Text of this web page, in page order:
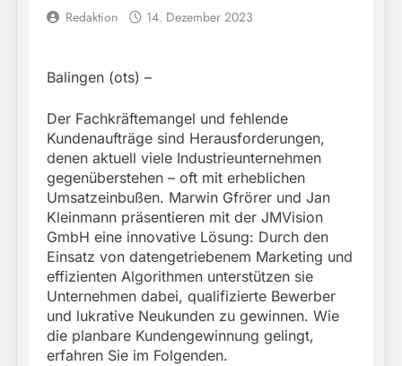
Redaktion 14. Dezember 2023
Balingen (ots) –
Der Fachkräftemangel und fehlende
Kundenaufträge sind Herausforderungen,
denen aktuell viele Industrieunternehmen
gegenüberstehen – oft mit erheblichen
Umsatzeinbußen. Marwin Gfrörer und Jan
Kleinmann präsentieren mit der JMVision
GmbH eine innovative Lösung: Durch den
Einsatz von datengetriebenem Marketing und
effizienten Algorithmen unterstützen sie
Unternehmen dabei, qualifizierte Bewerber
und lukrative Neukunden zu gewinnen. Wie
die planbare Kundengewinnung gelingt,
erfahren Sie im Folgenden.